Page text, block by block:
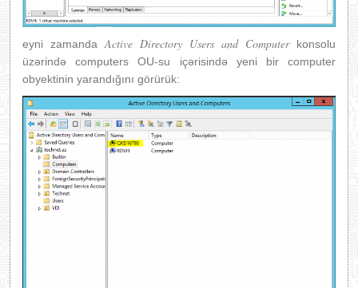
eyni zamanda Active Directory Users and Computerkonsolu
üzərində computers OU-su içərisində yeni bir computer
obyektinin yarandığını görürük: